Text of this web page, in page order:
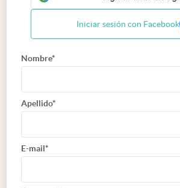
Iniciar sesión con Facebook
Nombre*
Apellido*
E-mail*